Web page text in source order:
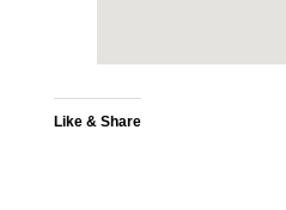
Like & Share